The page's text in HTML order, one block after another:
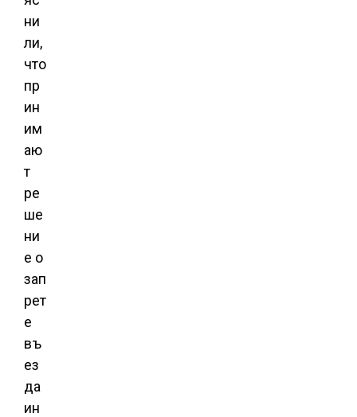
ни
ли,
что
пр
ин
им
аю
т
ре
ше
ни
е о
зап
рет
е
въ
ез
да
ин